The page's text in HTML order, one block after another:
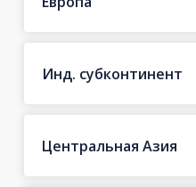
Инд. субконтинент
Центральная Азия